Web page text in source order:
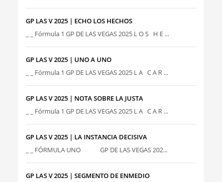
GP LAS V 2025 | ECHO LOS HECHOS
_ _ Fórmula 1 GP DE LAS VEGAS 2025 L O S H E ...
GP LAS V 2025 | UNO A UNO
_ _ Fórmula 1 GP DE LAS VEGAS 2025 L A C A R ...
GP LAS V 2025 | NOTA SOBRE LA JUSTA
_ _ Fórmula 1 GP DE LAS VEGAS 2025 L A C A R ...
GP LAS V 2025 | LA INSTANCIA DECISIVA
_ _ FÓRMULA UNO GP DE LAS VEGAS 202...
GP LAS V 2025 | SEGMENTO DE ENMEDIO